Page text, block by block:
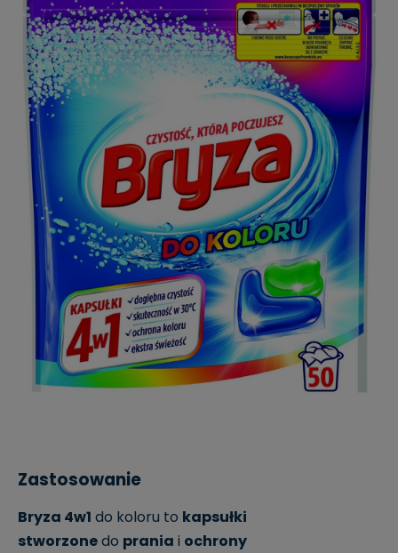
Zastosowanie
Bryza 4w1 do koloru to kapsułki
stworzonedo prania i ochrony